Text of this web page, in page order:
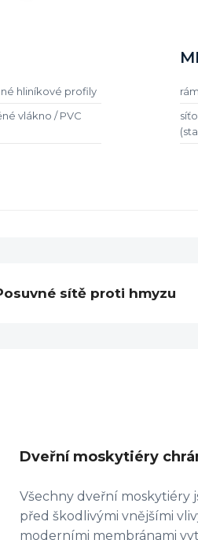
hliníkové profily
vlákno / PVC
sítě proti hmyzu
Dveřní moskytiéry
Všechny dveřní moskytiéry
před škodlivými vnějšími
moderními membránami